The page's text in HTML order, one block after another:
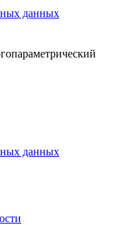
данных
данных